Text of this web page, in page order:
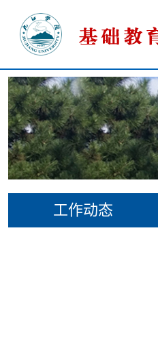
工作动态